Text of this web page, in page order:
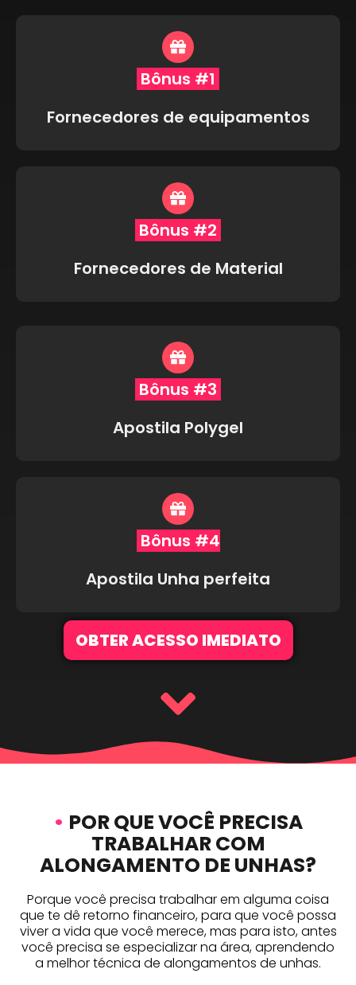
Bônus #1
Fornecedores de equipamentos
Bônus #2
Fornecedores de Material
Bônus #3
Apostila Polygel
Bônus #4
Apostila Unha perfeita
OBTER ACESSO IMEDIATO
• POR QUE VOCÊ PRECISA
TRABALHAR COM
ALONGAMENTO DE UNHAS?
Porque você precisa trabalhar em alguma coisa
que te dê retorno financeiro, para que você possa
viver a vida que você merece, mas para isto, antes
você precisa se especializar na área, aprendendo
a melhor técnica de alongamentos de unhas.